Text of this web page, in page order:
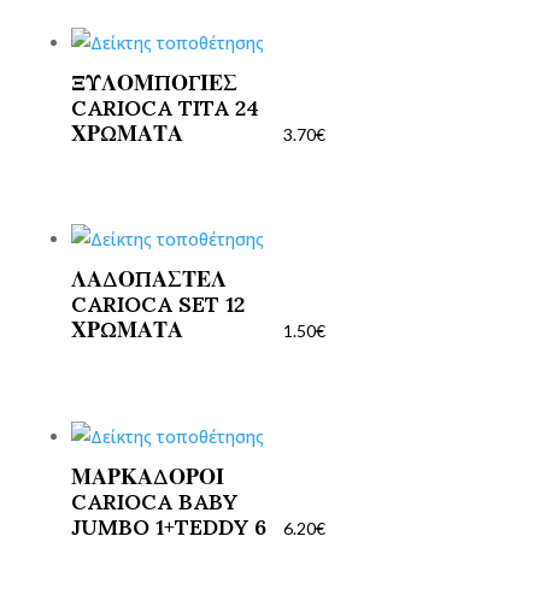
ΞΥΛΟΜΠΟΓΙΕΣ
CARIOCA TITA 24
ΧΡΩΜΑΤΑ
3.70€
ΛΑΔΟΠΑΣΤΕΛ
CARIOCA SET 12
ΧΡΩΜΑΤΑ
1.50€
ΜΑΡΚΑΔΟΡΟΙ
CARIOCA BABY
JUMBO 1+TEDDY 6
6.20€